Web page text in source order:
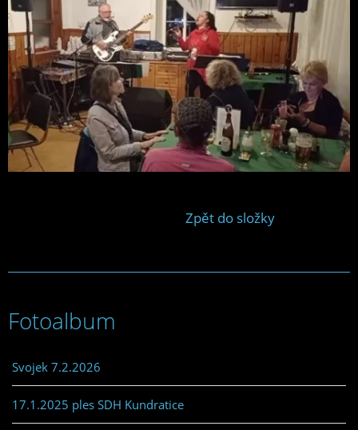
Zpět do složky
Fotoalbum
Svojek 7.2.2026
17.1.2025 ples SDH Kundratice